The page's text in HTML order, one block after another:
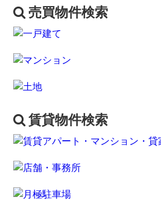
売買物件検索
賃貸物件検索